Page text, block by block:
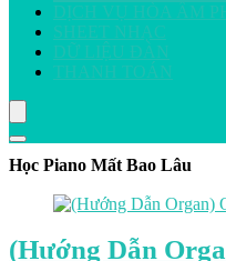
DỊCH VỤ HÒA ÂM
SHEET NHẠC
DỮ LIỆU ĐÀN
THANH TOÁN
Học Piano Mất Bao Lâu
(Hướng Dẫn